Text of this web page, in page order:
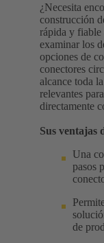
¿Necesita
construcción
rápida y fiable
examinar los
opciones de
conectores
alcance toda
relevantes
directamente
Sus ventajas
Una
pasos
de